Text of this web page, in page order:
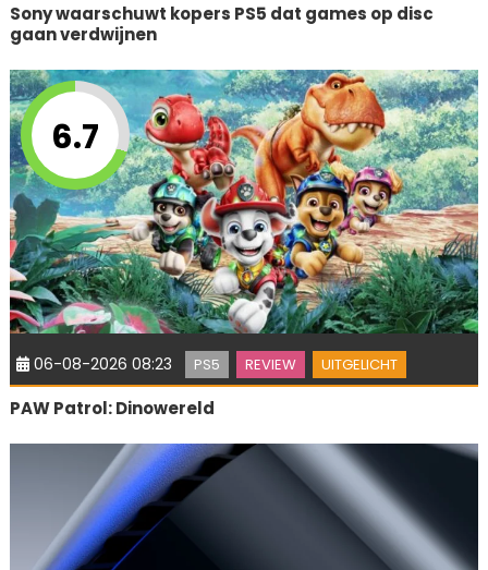
Sony waarschuwt kopers PS5 dat games op disc
gaan verdwijnen
6.7
06-08-2026 08:23 PS5 REVIEW UITGELICHT
PAW Patrol: Dinowereld